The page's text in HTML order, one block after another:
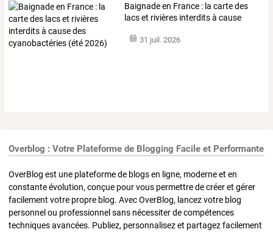
Baignadeen France : la cartedes
lacset rivières interditsà cause
31 juil. 2026
Overblog : Votre Plateforme de Blogging Facile et Performante
OverBlog est une plateforme de blogs en ligne, moderne et en
constante évolution, conçue pour vous permettre de créer et gérer
facilement votre propre blog. Avec OverBlog, lancez votre blog
personnel ou professionnel sans nécessiter de compétences
techniques avancées. Publiez, personnalisez et partagez facilement